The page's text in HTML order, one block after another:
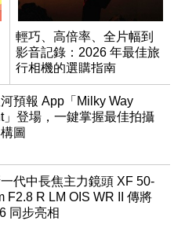
輕巧、高倍率、全片幅到
影音記錄：2026 年最佳旅
行相機的選購指南
預報 App「Milky Way
」登場，一鍵掌握最佳拍攝
圖
代中長焦主力鏡頭 XF 50-
F2.8 R LM OIS WR II 傳將
同步亮相